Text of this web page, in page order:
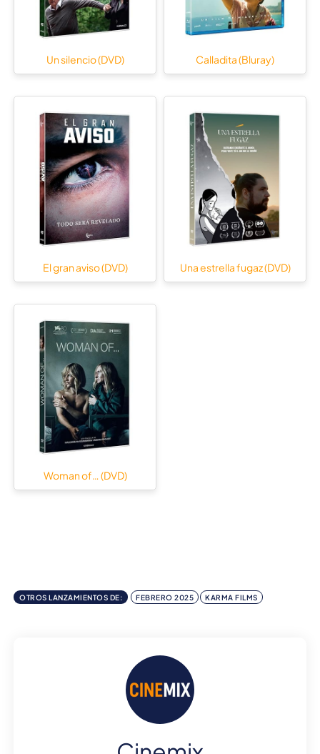
Un silencio (DVD) Calladita (Bluray)
El gran aviso (DVD) Una estrella fugaz (DVD)
Woman of… (DVD)
OTROS LANZAMIENTOS DE: FEBRERO 2025 KARMA FILMS